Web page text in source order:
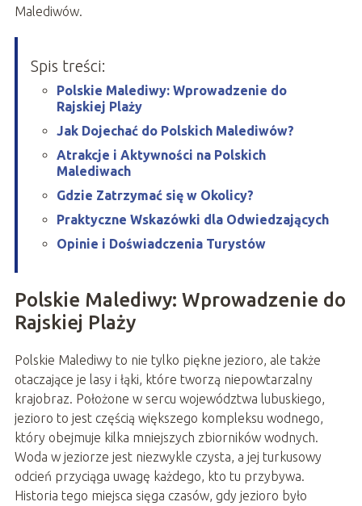
Malediwów.
Spis treści:
Polskie Malediwy: Wprowadzenie do
Rajskiej Plaży
Jak Dojechać do Polskich Malediwów?
Atrakcje i Aktywności na Polskich
Malediwach
Gdzie Zatrzymać się w Okolicy?
Praktyczne Wskazówki dla Odwiedzających
Opinie i Doświadczenia Turystów
Polskie Malediwy: Wprowadzenie do
Rajskiej Plaży
Polskie Malediwy to nie tylko piękne jezioro, ale także
otaczające je lasy i łąki, które tworzą niepowtarzalny
krajobraz. Położone w sercu województwa lubuskiego,
jezioro to jest częścią większego kompleksu wodnego,
który obejmuje kilka mniejszych zbiorników wodnych.
Woda w jeziorze jest niezwykle czysta, a jej turkusowy
odcień przyciąga uwagę każdego, kto tu przybywa.
Historia tego miejsca sięga czasów, gdy jezioro było